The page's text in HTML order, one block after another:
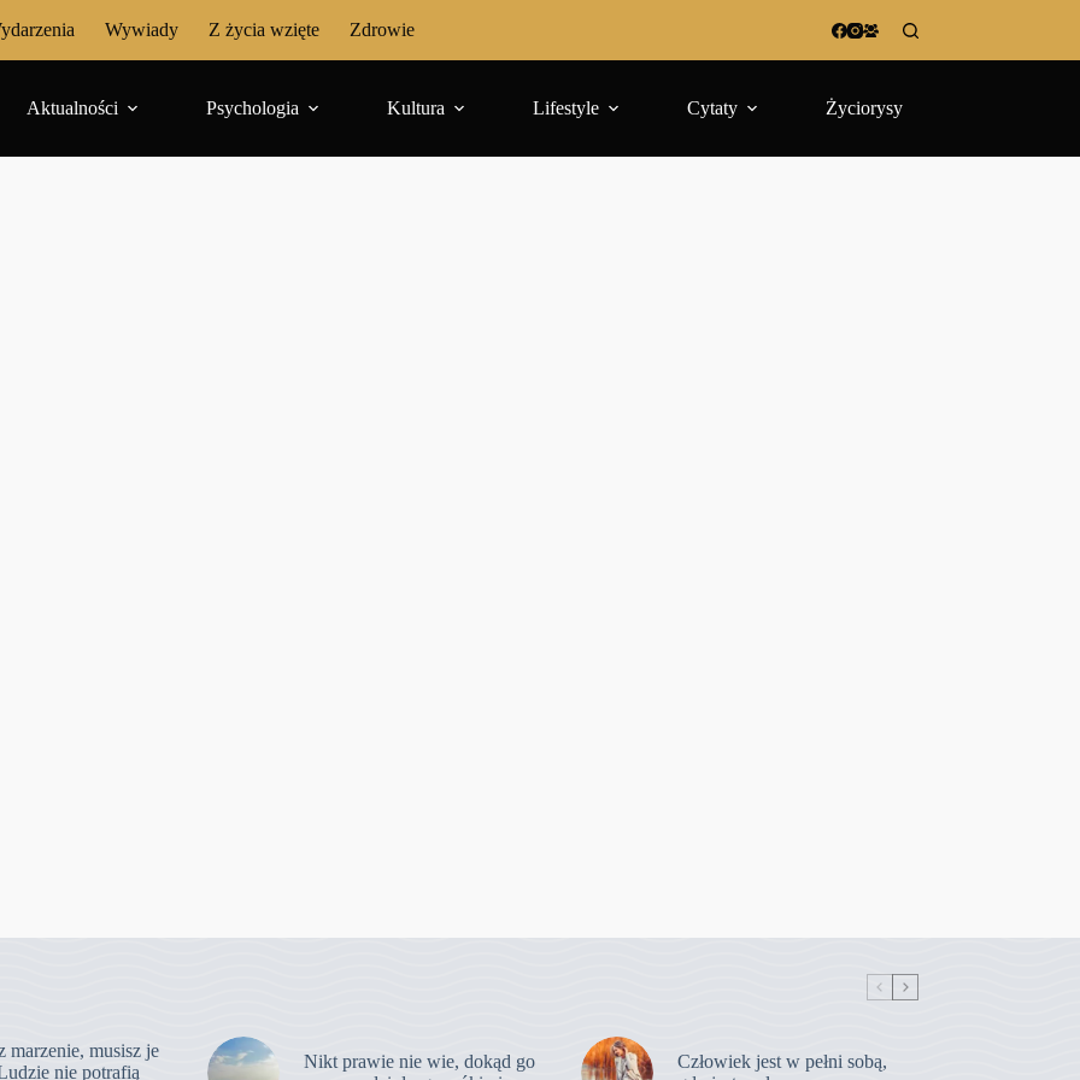
Wywiady Z życia wzięte Zdrowie
Aktualności Psychologia Kultura Lifestyle Cytaty Życiorysy
marzenie, musisz je
nie potrafią
Nikt prawie nie wie, dokąd go
Człowiek jest w pełni sobą,